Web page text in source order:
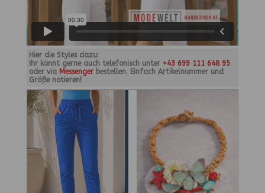
Hier die Styles dazu:
Ihr könnt gerne auch telefonisch unter +43 699 111 648 95
oder via Messengerbestellen. Einfach Artikelnummer und
Größe notieren!